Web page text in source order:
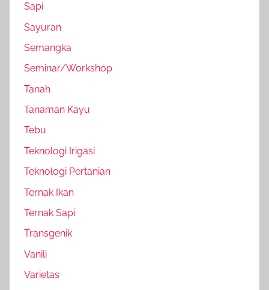
Sapi
Sayuran
Semangka
Seminar/Workshop
Tanah
Tanaman Kayu
Tebu
Teknologi Irigasi
Teknologi Pertanian
Ternak Ikan
Ternak Sapi
Transgenik
Vanili
Varietas